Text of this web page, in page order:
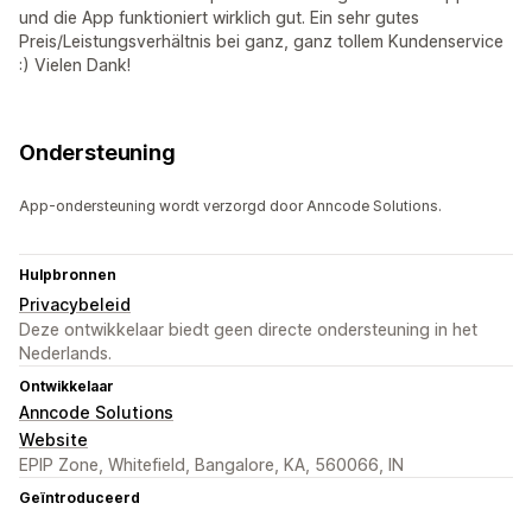
und die App funktioniert wirklich gut. Ein sehr gutes
Preis/Leistungsverhältnis bei ganz, ganz tollem Kundenservice
:) Vielen Dank!
Ondersteuning
App-ondersteuning wordt verzorgd door Anncode Solutions.
Hulpbronnen
Privacybeleid
Deze ontwikkelaar biedt geen directe ondersteuning in het
Nederlands.
Ontwikkelaar
Anncode Solutions
Website
EPIP Zone, Whitefield, Bangalore, KA, 560066, IN
Geïntroduceerd